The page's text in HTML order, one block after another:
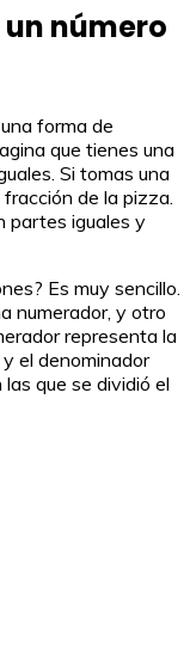
número
forma de
que tienes una
Si tomas una
de la pizza.
partes iguales y
Es muy sencillo.
numerador, y otro
representa la
el denominador
que se dividió el